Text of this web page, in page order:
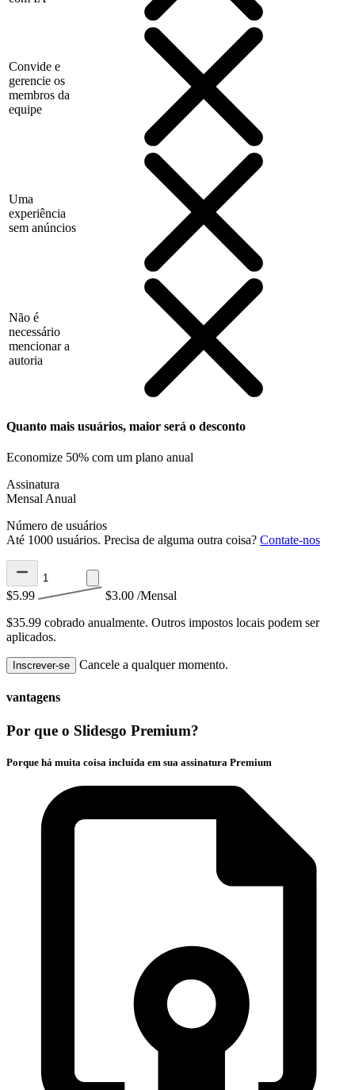
Convide e
gerencie os
membros da
equipe
Uma
experiência
sem anúncios
Não é
necessário
mencionar a
autoria
Quanto mais usuários, maior será o desconto
Economize 50% com um plano anual
Assinatura
Mensal Anual
Número de usuários
Até 1000 usuários. Precisa de alguma outra coisa? Contate-nos
$5.99 $3.00 /Mensal
$35.99 cobrado anualmente. Outros impostos locais podem ser
aplicados.
Inscrever-se Cancele a qualquer momento.
vantagens
Por que o Slidesgo Premium?
Porque há muita coisa incluída em sua assinatura Premium